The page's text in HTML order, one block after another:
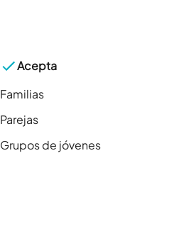
Acepta
Familias
Parejas
Grupos de jóvenes